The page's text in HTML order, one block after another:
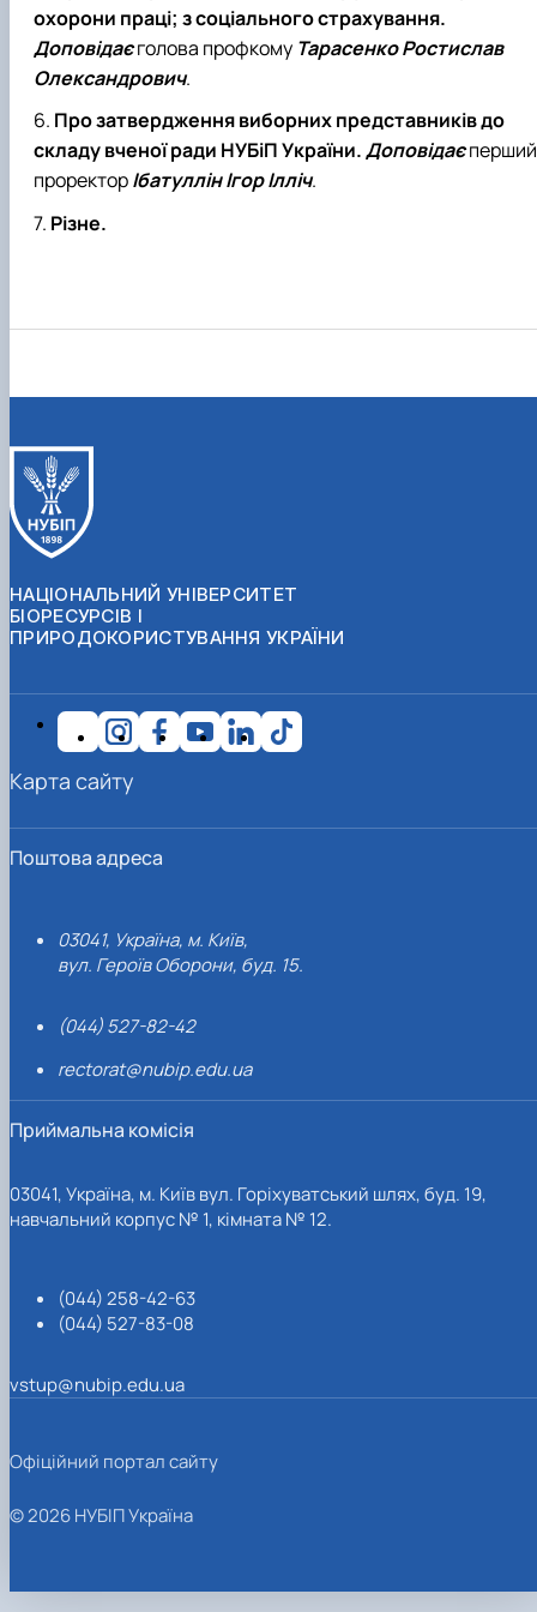
охорони праці; з соціального страхування.
Доповідаєголова профкому Тарасенко Ростислав
Олександрович.
Про затвердження виборних представників до
складу вченої ради НУБіП України.Доповідаєперший
проректорІбатуллін Ігор Ілліч.
Різне.
НАЦІОНАЛЬНИЙ УНІВЕРСИТЕТ
БІОРЕСУРСІВ І
ПРИРОДОКОРИСТУВАННЯ УКРАЇНИ
Поштова адреса
03041, Україна, м. Київ,
вул. Героїв Оборони, буд. 15.
(044) 527-82-42
rectorat@nubip.edu.ua
Приймальна комісія
03041, Україна, м. Київ вул. Горіхуватський шлях, буд. 19,
навчальний корпус № 1, кімната № 12.
(044) 258-42-63
(044) 527-83-08
vstup@nubip.edu.ua
Карта сайту
Офіційний портал сайту
© 2026 НУБІП Україна